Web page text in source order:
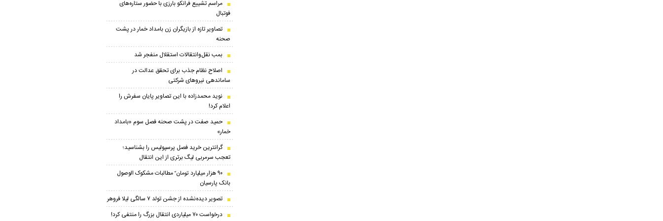
مراسم تشییع فرانکو بارزی با حضور ستاره‌های
فوتبال
تصاویر تازه از بازیگران زن بامداد خمار در پشت
صحنه
بمب نقل‌وانتقالات استقلال منفجر شد
اصلاح نظام جذب برای تحقق عدالت در
ساماندهی نیروهای شرکتی
نوید محمدزاده با این تصاویر پایان سفرش را
اعلام کرد!
حمید صفت در پشت صحنه فصل سوم «بامداد
خمار»
گرانترین خرید فصل پرسپولیس را بشناسید؛
تعجب سرمربی لیگ برتری از این انتقال
۹۰ هزار میلیارد تومان ّ مطالبات مشکوک الوصول
بانک پارسیان
تصویر دیده‌نشده از جشن تولد ۷ سالگی لیلا فروهر
درخواست ۷۰ میلیاردی انتقال بزرگ را منتفی کرد!